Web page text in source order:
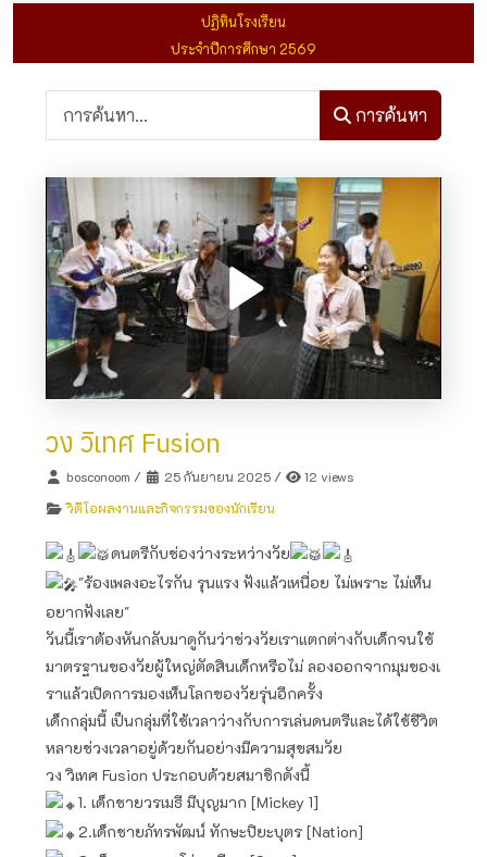
ปฏิทินโรงเรียน
ประจำปีการศึกษา 2569
การค้นหา
วง วิเทศ Fusion
bosconoom / 25 กันยายน 2025/
12 views
วิดีโอผลงานและกิจกรรมของนักเรียน
ดนตรีกับช่องว่างระหว่างวัย
"ร้องเพลงอะไรกัน รุนแรง ฟังแล้วเหนื่อย ไม่เพราะ ไม่เห็น
อยากฟังเลย"
วันนี้เราต้องหันกลับมาดูกันว่าช่วงวัยเราแตกต่างกับเด็กจนใช้
มาตรฐานของวัยผู้ใหญ่​ตัดสินเด็กหรือไม่ ลองออกจากมุมของเ
ราแล้วเปิดการมองเห็นโลกของวัยรุ่น​อีกครั้ง
เด็กกลุ่มนี้ เป็นกลุ่ม​ที่ใช้เวลาว่างกับการเล่นดนตรีและได้ใช้ชีวิต
หลายช่วงเวลาอยู่ด้วยกันอย่างมีความสุขสมวัย
วง วิเทศ Fusion ประกอบ​ด้วยสมาชิก​ดังนี้
1. เด็กชายวรเมธี มีบุญมาก [Mickey 1]
2.เด็กชายภัทรพัฒน์ ทักษะปิยะบุตร [Nation]